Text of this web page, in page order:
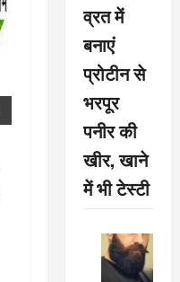
व्रत में
बनाएं
प्रोटीन से
भरपूर
पनीर की
खीर, खाने
में भी टेस्टी